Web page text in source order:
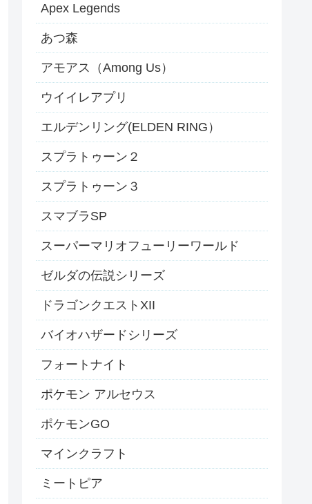
Apex Legends
あつ森
アモアス（Among Us）
ウイイレアプリ
エルデンリング(ELDEN RING）
スプラトゥーン２
スプラトゥーン３
スマブラSP
スーパーマリオフューリーワールド
ゼルダの伝説シリーズ
ドラゴンクエストXII
バイオハザードシリーズ
フォートナイト
ポケモン アルセウス
ポケモンGO
マインクラフト
ミートピア